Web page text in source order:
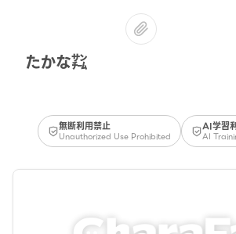
たかな㌠
無断利用禁止
Unauthorized Use Prohibited
AI学習
AI